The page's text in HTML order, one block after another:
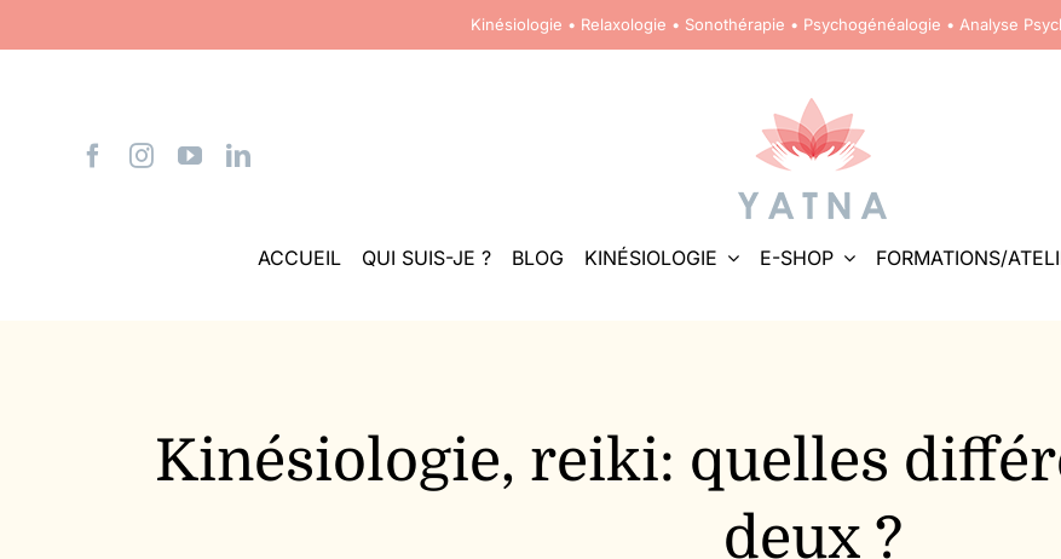
au
Kinésiologie • Relaxologie • Sonothérapie • Psychogénéalogie • Analyse
ACCUEIL QUI SUIS-JE ? BLOG KINÉSIOLOGIE E-SHOP FORMATIONS/
Kinésiologie, reiki: quelles
deux ?